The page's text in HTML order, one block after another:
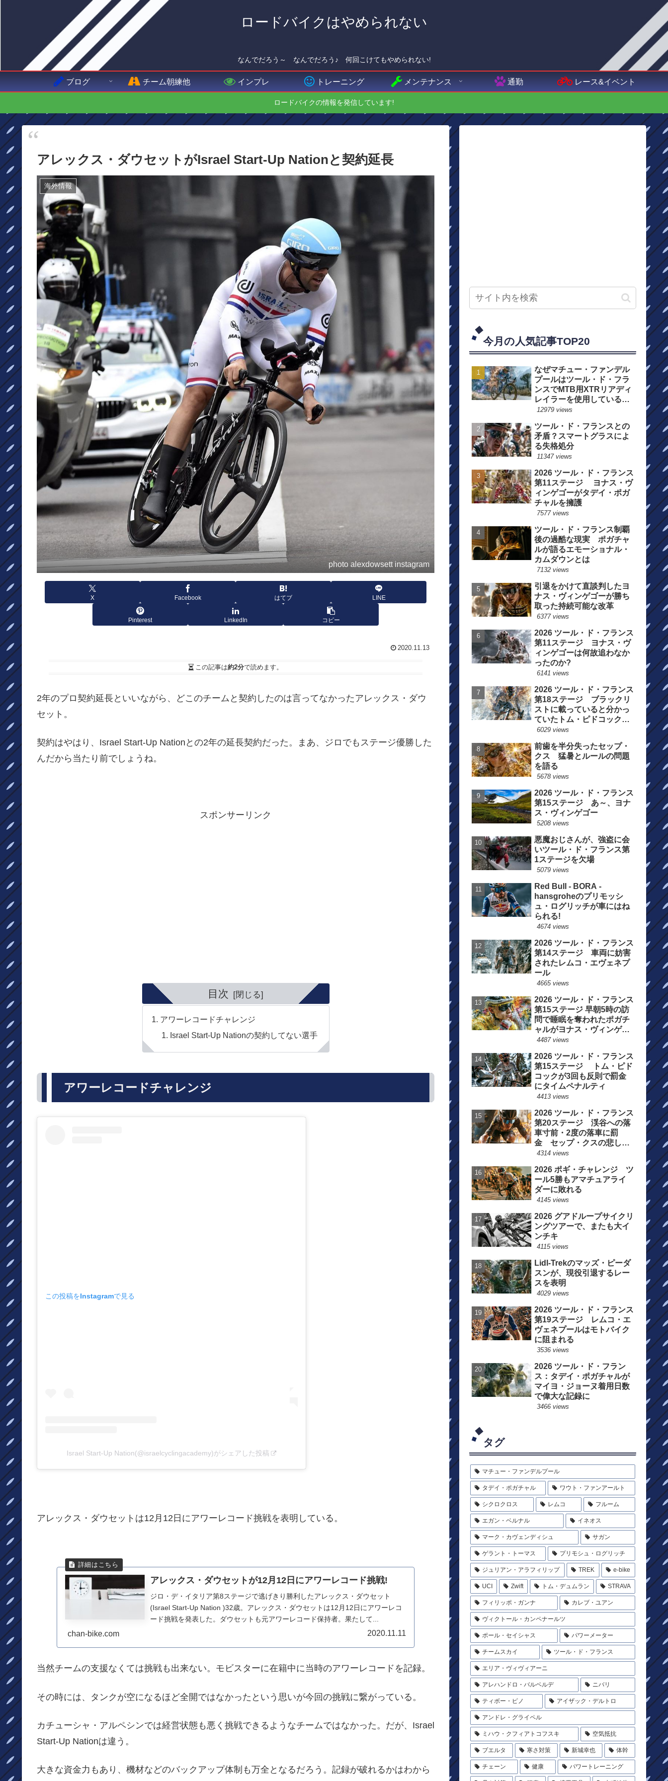
ロードバイクはやめられない
なんでだろう～ なんでだろう♪ 何回こけてもやめられない!
ブログ チーム朝練他 インプレ トレーニング メンテナンス 通勤 レース&イベント
ロードバイクの情報を発信しています!
アレックス・ダウセットがIsrael Start-Up Nationと契約延長
海外情報
photo alexdowsett instagram
X Facebook はてブ LINE
Pinterest LinkedIn コピー
2020.11.13
この記事は約2分で読めます。
2年のプロ契約延長といいながら、どこのチームと契約したのは言ってなかったアレックス・ダウ
セット。
契約はやはり、Israel Start-Up Nationとの2年の延長契約だった。まあ、ジロでもステージ優勝した
んだから当たり前でしょうね。
スポンサーリンク
目次
アワーレコードチャレンジ
Israel Start-Up Nationの契約してない選手
アワーレコードチャレンジ
この投稿をInstagramで見る
Israel Start-Up Nation(@israelcyclingacademy)がシェアした投稿
アレックス・ダウセットは12月12日にアワーレコード挑戦を表明している。
アレックス・ダウセットが12月12日にアワーレコード挑戦!
ジロ・デ・イタリア第8ステージで逃げきり勝利したアレックス・ダウセット
(Israel Start-Up Nation )32歳。アレックス・ダウセットは12月12日にアワーレコ
ード挑戦を発表した。ダウセットも元アワーレコード保持者。果たして...
chan-bike.com 2020.11.11
当然チームの支援なくては挑戦も出来ない。モビスターに在籍中に当時のアワーレコードを記録。
その時には、タンクが空になるほど全開ではなかったという思いが今回の挑戦に繋がっている。
カチューシャ・アルペシンでは経営状態も悪く挑戦できるようなチームではなかった。だが、Israel
Start-Up Nationは違う。
大きな資金力もあり、機材などのバックアップ体制も万全となるだろう。記録が破れるかはわから
今月の人気記事TOP20
なぜマチュー・ファンデル
プールはツール・ド・フラ
ンスでMTB用XTRリアディ
レイラーを使用しているの
か？
12979 views
ツール・ド・フランスとの
矛盾？スマートグラスによ
る失格処分
11347 views
2026 ツール・ド・フランス
第11ステージ ヨナス・ヴ
ィンゲゴーがタデイ・ポガ
チャルを擁護
7577 views
ツール・ド・フランス制覇
後の過酷な現実 ポガチャ
ルが語るエモーショナル・
カムダウンとは
7132 views
引退をかけて直談判したヨ
ナス・ヴィンゲゴーが勝ち
取った持続可能な改革
6377 views
2026 ツール・ド・フランス
第11ステージ ヨナス・ヴ
ィンゲゴーは何故追わなか
ったのか?
6141 views
2026 ツール・ド・フランス
第18ステージ ブラックリ
ストに載っていると分かっ
ていたトム・ピドコックは
総合順位死守に
6029 views
前歯を半分失ったセップ・
クス 猛暑とルールの問題
を語る
5678 views
2026 ツール・ド・フランス
第15ステージ あ～、ヨナ
ス・ヴィンゲゴー
5208 views
悪魔おじさんが、強盗に会
いツール・ド・フランス第
1ステージを欠場
5079 views
Red Bull - BORA -
hansgroheのプリモッシ
ュ・ログリッチが車にはね
られる!
4674 views
2026 ツール・ド・フランス
第14ステージ 車両に妨害
されたレムコ・エヴェネプ
ール
4665 views
2026 ツール・ド・フランス
第15ステージ 早朝5時の訪
問で睡眠を奪われたポガチ
ャルがヨナス・ヴィンゲゴ
ーの離脱を惜しむ
4487 views
2026 ツール・ド・フランス
第15ステージ トム・ピド
コックが3回も反則で罰金
にタイムペナルティ
4413 views
2026 ツール・ド・フランス
第20ステージ 渓谷への落
車寸前・2度の落車に罰
金 セップ・クスの悲しい
一日
4314 views
2026 ポギ・チャレンジ ツ
ール5勝もアマチュアライ
ダーに敗れる
4145 views
2026 グアドループサイクリ
ングツアーで、またも大イ
ンチキ
4115 views
Lidl-Trekのマッズ・ピーダ
スンが、現役引退するレー
スを表明
4029 views
2026 ツール・ド・フランス
第19ステージ レムコ・エ
ヴェネプールはモトバイク
に阻まれる
3536 views
2026 ツール・ド・フラン
ス：タデイ・ポガチャルが
マイヨ・ジョーヌ着用日数
で偉大な記録に
3466 views
タグ
マチュー・ファンデルプール
タデイ・ポガチャル ワウト・ファンアールト
シクロクロス レムコ フルーム
エガン・ベルナル イネオス
マーク・カヴェンディシュ サガン
ゲラント・トーマス プリモシュ・ログリッチ
ジュリアン・アラフィリップ TREK e-bike
UCI Zwift トム・デュムラン STRAVA
フィリッポ・ガンナ カレブ・ユアン
ヴィクトール・カンペナールツ
ポール・セイシャス パワーメーター
チームスカイ ツール・ド・フランス
エリア・ヴィヴィアーニ
アレハンドロ・バルベルデ ニバリ
ティボー・ピノ アイザック・デルトロ
アンドレ・グライペル
ミハウ・クフィアトコフスキ 空気抵抗
ブエルタ 寒さ対策 新城幸也 体幹
チェーン 健康 パワートレーニング